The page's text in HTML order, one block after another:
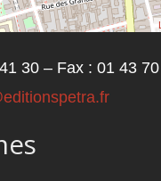
30 – Fax : 01 43